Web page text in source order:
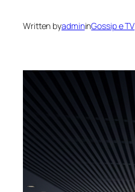
Written byadmininGossip e TV